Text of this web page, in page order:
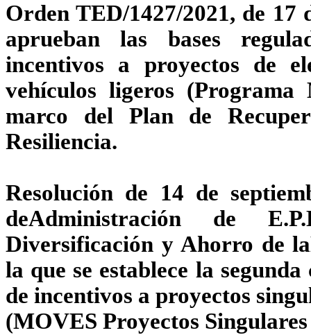
Orden TED/1427/2021, de 17
aprueban las bases
incentivos a proyectos de
vehículos ligeros
marco del Plan de
Resiliencia.
Resolución de 14 de
deAdministración de
Diversificación y Ahorro de
la que se establece la
de incentivos a proyectos
(MOVES Proyectos